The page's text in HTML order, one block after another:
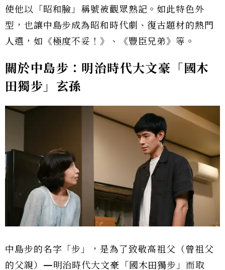
使他以「昭和臉」稱號被觀眾熟記。如此特色外
型，也讓中島步成為昭和時代劇、復古題材的熱門
人選，如《極度不妥！》、《豐臣兄弟》等。
關於中島步：明治時代大文豪「國木
田獨步」玄孫
中島步的名字「步」，是為了致敬高祖父（曾祖父
的父親）—明治時代大文豪「國木田獨步」而取